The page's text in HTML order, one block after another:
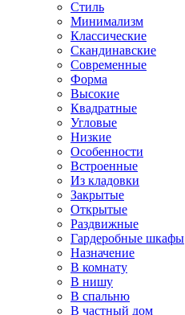
Стиль
Минимализм
Классические
Скандинавские
Современные
Форма
Высокие
Квадратные
Угловые
Низкие
Особенности
Встроенные
Из кладовки
Закрытые
Открытые
Раздвижные
Гардеробные шкафы
Назначение
В комнату
В нишу
В спальню
В частный дом